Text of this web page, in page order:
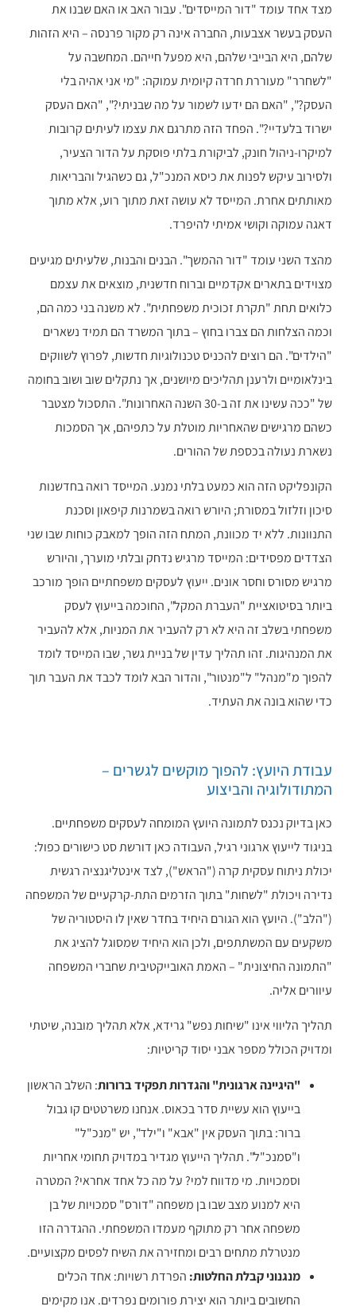
מצד אחד עומד "דור המייסדים". עבור האב או האם שבנו את
העסק בעשר אצבעות, החברה אינה רק מקור פרנסה – היא הזהות
שלהם, היא הבייבי שלהם, היא מפעל חייהם. המחשבה על
"לשחרר" מעוררת חרדה קיומית עמוקה: "מי אני אהיה בלי
העסק?", "האם הם ידעו לשמור על מה שבניתי?", "האם העסק
ישרוד בלעדיי?". הפחד הזה מתרגם את עצמו לעיתים קרובות
למיקרו-ניהול חונק, לביקורת בלתי פוסקת על הדור הצעיר,
ולסירוב עיקש לפנות את כיסא המנכ"ל, גם כשהגיל והבריאות
מאותתים אחרת. המייסד לא עושה זאת מתוך רוע, אלא מתוך
דאגה עמוקה וקושי אמיתי להיפרד.
מהצד השני עומד "דור ההמשך". הבנים והבנות, שלעיתים מגיעים
מצוידים בתארים אקדמיים וברוח חדשנית, מוצאים את עצמם
כלואים תחת "תקרת זכוכית משפחתית". לא משנה בני כמה הם,
וכמה הצלחות הם צברו בחוץ – בתוך המשרד הם תמיד נשארים
"הילדים". הם רוצים להכניס טכנולוגיות חדשות, לפרוץ לשווקים
בינלאומיים ולרענן תהליכים מיושנים, אך נתקלים שוב ושוב בחומה
של "ככה עשינו את זה ב-30 השנה האחרונות". התסכול מצטבר
כשהם מרגישים שהאחריות מוטלת על כתפיהם, אך הסמכות
נשארת נעולה בכספת של ההורים.
הקונפליקט הזה הוא כמעט בלתי נמנע. המייסד רואה בחדשנות
סיכון וזלזול במסורת; היורש רואה בשמרנות קיפאון וסכנת
התנוונות. ללא יד מכוונת, המתח הזה הופך למאבק כוחות שבו שני
הצדדים מפסידים: המייסד מרגיש נדחק ובלתי מוערך, והיורש
מרגיש מסורס וחסר אונים. ייעוץ לעסקים משפחתיים הופך מורכב
ביותר בסיטואציית "העברת המקל", החוכמה בייעוץ לעסק
משפחתי בשלב זה היא לא רק להעביר את המניות, אלא להעביר
את המנהיגות. זהו תהליך עדין של בניית גשר, שבו המייסד לומד
להפוך מ"מנהל" ל"מנטור", והדור הבא לומד לכבד את העבר תוך
כדי שהוא בונה את העתיד.
עבודת היועץ: להפוך מוקשים לגשרים –
המתודולוגיה והביצוע
כאן בדיוק נכנס לתמונה היועץ המומחה לעסקים משפחתיים.
בניגוד לייעוץ ארגוני רגיל, העבודה כאן דורשת סט כישורים כפול:
יכולת ניתוח עסקית קרה ("הראש"), לצד אינטליגנציה רגשית
נדירה ויכולת "לשחות" בתוך הזרמים התת-קרקעיים של המשפחה
("הלב"). היועץ הוא הגורם היחיד בחדר שאין לו היסטוריה של
משקעים עם המשתתפים, ולכן הוא היחיד שמסוגל להציג את
"התמונה החיצונית" – האמת האובייקטיבית שחברי המשפחה
עיוורים אליה.
תהליך הליווי אינו "שיחות נפש" גרידא, אלא תהליך מובנה, שיטתי
ומדויק הכולל מספר אבני יסוד קריטיות:
"היגיינה ארגונית" והגדרות תפקיד ברורות: השלב הראשון
בייעוץ הוא עשיית סדר בכאוס. אנחנו משרטטים קו גבול
ברור: בתוך העסק אין "אבא" ו"ילד", יש "מנכ"ל"
ו"סמנכ"ל". תהליך הייעוץ מגדיר במדויק תחומי אחריות
וסמכויות. מי מדווח למי? על מה כל אחד אחראי? המטרה
היא למנוע מצב שבו בן משפחה "דורס" סמכויות של בן
משפחה אחר רק מתוקף מעמדו המשפחתי. ההגדרה הזו
מנטרלת מתחים רבים ומחזירה את השיח לפסים מקצועיים.
מנגנוני קבלת החלטות: הפרדת רשויות: אחד הכלים
החשובים ביותר הוא יצירת פורומים נפרדים. אנו מקימים